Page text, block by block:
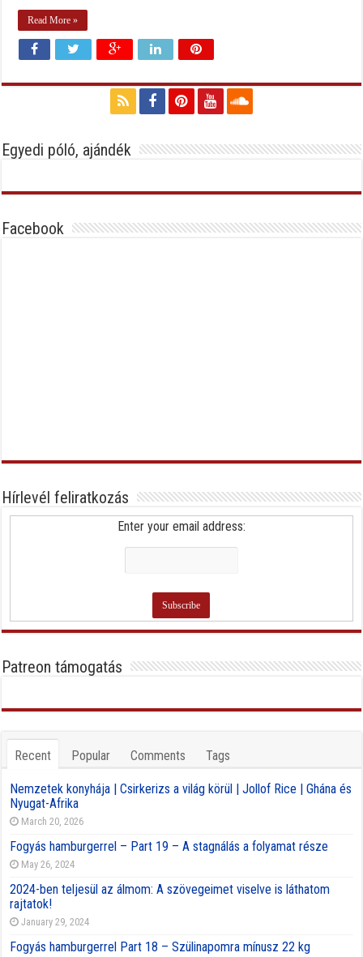
Read More »
Egyedi póló, ajándék
Facebook
Hírlevél feliratkozás
Enter your email address:
Patreon támogatás
Recent Popular Comments Tags
Nemzetek konyhája | Csirkerizs a világ körül | Jollof Rice | Ghána és
Nyugat-Afrika
March 20, 2026
Fogyás hamburgerrel – Part 19 – A stagnálás a folyamat része
May 26, 2024
2024-ben teljesül az álmom: A szövegeimet viselve is láthatom
rajtatok!
January 29, 2024
Fogyás hamburgerrel Part 18 – Szülinapomra mínusz 22 kg